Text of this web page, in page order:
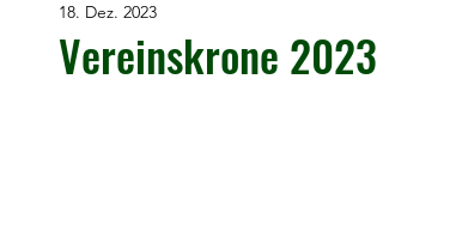
Präventionsangebote
Vereinskrone 2023
18. Dez. 2023